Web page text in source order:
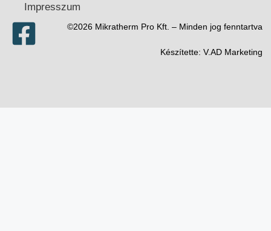
Impresszum
©2026 Mikratherm Pro Kft. – Minden jog fenntartva​
Készítette: V.AD Marketing